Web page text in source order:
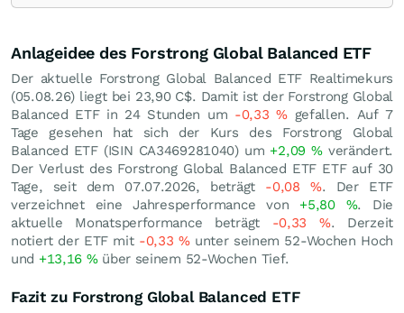
Anlageidee des Forstrong Global Balanced ETF
Der aktuelle Forstrong Global Balanced ETF Realtimekurs
(05.08.26) liegt bei 23,90 C$. Damit ist der Forstrong Global
Balanced ETF in 24 Stunden um -0,33%gefallen. Auf 7
Tage gesehen hat sich der Kurs des Forstrong Global
Balanced ETF (ISIN CA3469281040) um +2,09%verändert.
Der Verlust des Forstrong Global Balanced ETF ETF auf 30
Tage, seit dem 07.07.2026, beträgt -0,08 %. Der ETF
verzeichnet eine Jahresperformance von +5,80 %. Die
aktuelle Monatsperformance beträgt -0,33 %. Derzeit
notiert der ETF mit -0,33 %unter seinem 52-Wochen Hoch
und +13,16 %über seinem 52-Wochen Tief.
Fazit zu Forstrong Global Balanced ETF